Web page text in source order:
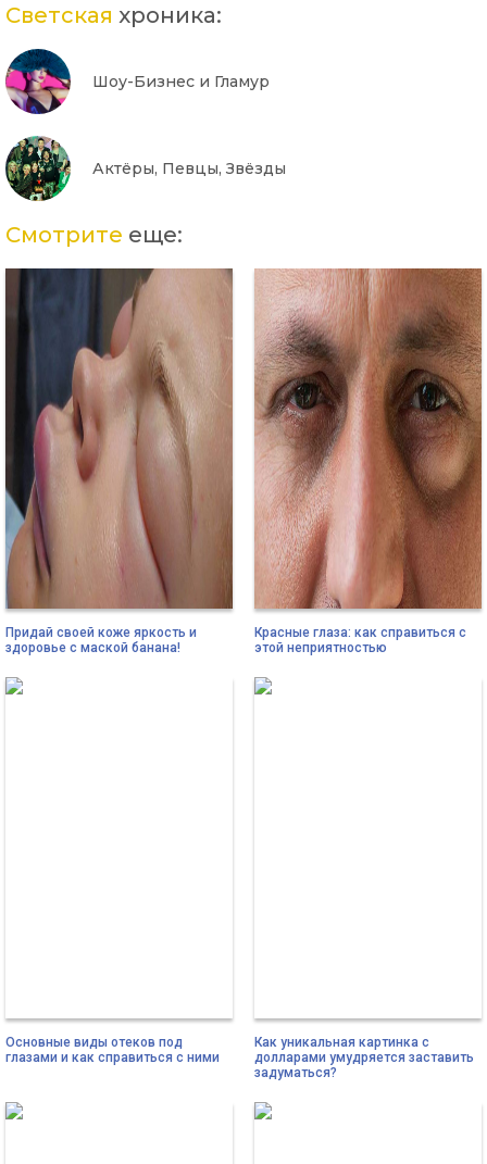
Светская хроника:
Шоу-Бизнес и Гламур
Актёры, Певцы, Звёзды
Смотрите еще:
Придай своей коже яркость и
здоровье с маской банана!
Красные глаза: как справиться с
этой неприятностью
Основные виды отеков под
глазами и как справиться с ними
Как уникальная картинка с
долларами умудряется заставить
задуматься?